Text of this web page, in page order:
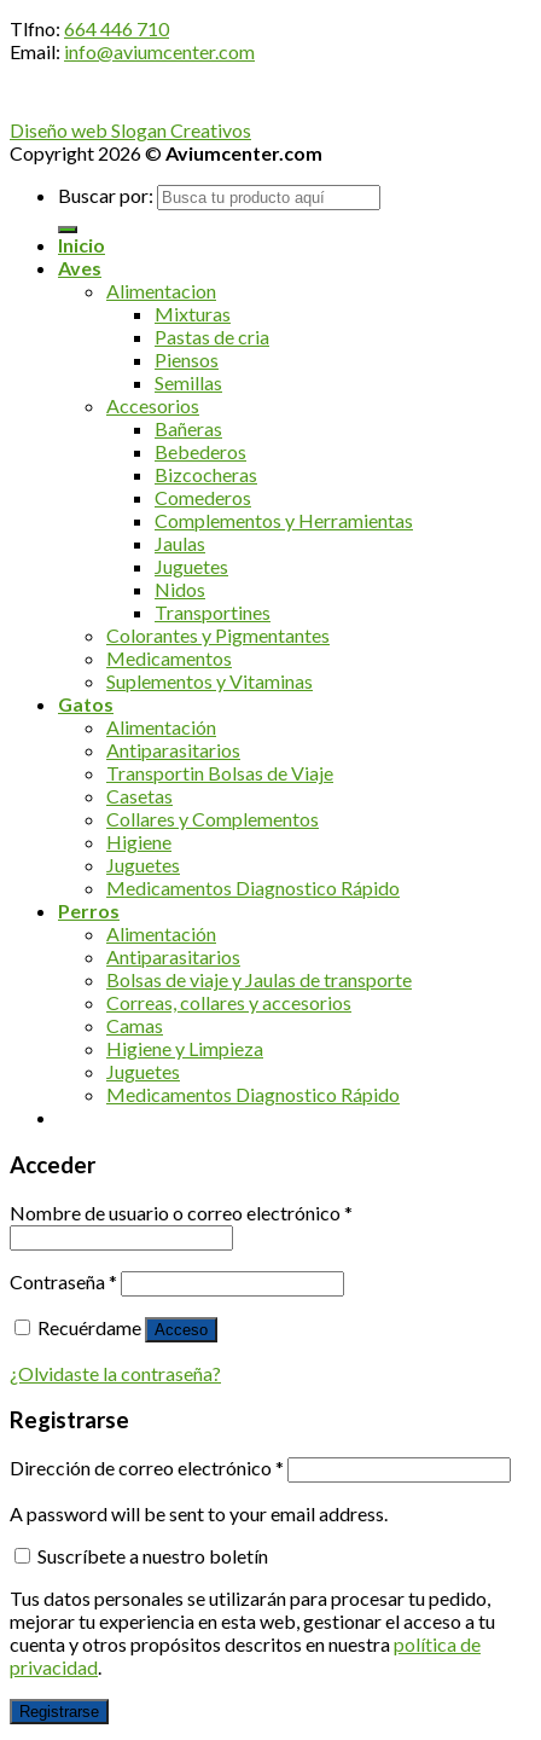
Tlfno: 664 446 710
Email: info@aviumcenter.com
Diseño web Slogan Creativos
Copyright 2026 ©Aviumcenter.com
Buscar por:
Inicio
Aves
Alimentacion
Mixturas
Pastas de cria
Piensos
Semillas
Accesorios
Bañeras
Bebederos
Bizcocheras
Comederos
Complementos y Herramientas
Jaulas
Juguetes
Nidos
Transportines
Colorantes y Pigmentantes
Medicamentos
Suplementos y Vitaminas
Gatos
Alimentación
Antiparasitarios
Transportin Bolsas de Viaje
Casetas
Collares y Complementos
Higiene
Juguetes
Medicamentos Diagnostico Rápido
Perros
Alimentación
Antiparasitarios
Bolsas de viaje y Jaulas de transporte
Correas, collares y accesorios
Camas
Higiene y Limpieza
Juguetes
Medicamentos Diagnostico Rápido
Acceder
Nombre de usuario o correo electrónico*
Contraseña*
Recuérdame
Acceso
¿Olvidaste la contraseña?
Registrarse
Dirección de correo electrónico*
A password will be sent to your email address.
Suscríbete a nuestro boletín
Tus datos personales se utilizarán para procesar tu pedido,
mejorar tu experiencia en esta web, gestionar el acceso a tu
cuenta y otros propósitos descritos en nuestrapolítica de
privacidad.
Registrarse